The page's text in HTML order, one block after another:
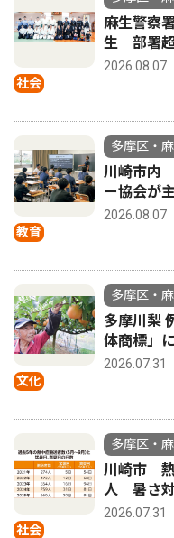
社会
麻生警察
生 部署
2026.08.07
教育
多摩区・
川崎市内
ー協会が
2026.08.07
文化
多摩区・
多摩川梨
体商標」
2026.07.31
社会
多摩区・
川崎市
人 暑さ
2026.07.31